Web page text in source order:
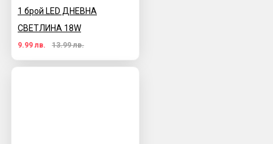
1 брой LED ДНЕВНА
СВЕТЛИНА 18W
9.99 лв. 13.99 лв.